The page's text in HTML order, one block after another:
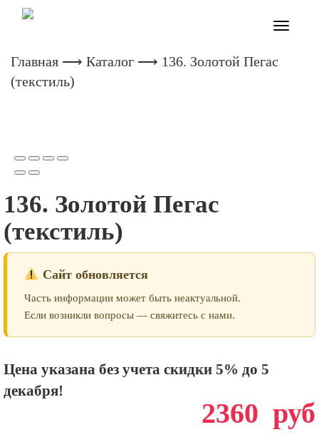
Toggle
Главная ⟶ Каталог ⟶ 136. Золотой Пегас
(текстиль)
136. Золотой Пегас
(текстиль)
Сайт обновляется
Часть информации может быть неактуальной.
Если возникли вопросы — свяжитесь с нами.
Цена указана без учета скидки 5% до 5
декабря!
2360 руб